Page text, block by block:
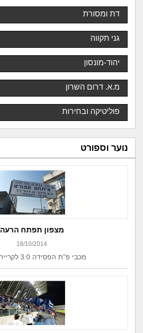
דת ומסורת
גני תקווה
יהוד-מונסון
מ.א. דרום השרון
פוליטיקה ובחירות
נוער וספורט
מצפון תפתח הרעה
18/10/2014
מכבי פ"ת הפסידה 3:0 לקריית שמונה